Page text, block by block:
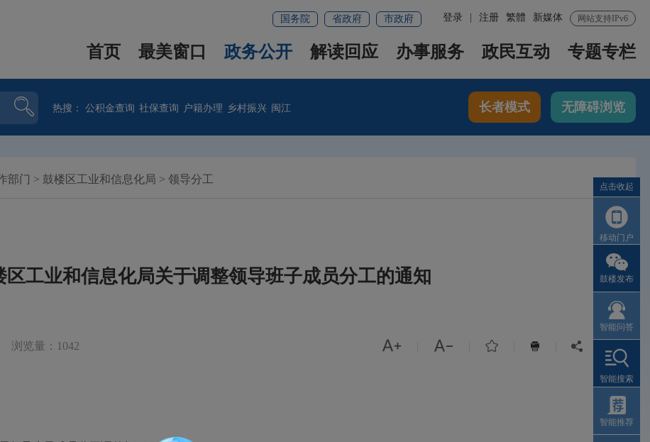
网站支持IPv6
新媒体
繁體
登录 注册
国务院 省政府 市政府
首页 最美窗口 政务公开 解读回应 办事服务 政民互动 专题专栏
热搜：公积金查询 社保查询 户籍办理 乡村振兴 闽江 长者模式 无障碍浏览
部门 > 鼓楼区工业和信息化局 > 领导分工
区工业和信息化局关于调整领导班子成员分工的通知
浏览量：1042     
点击收起
移动门户
鼓楼发布
智能问答
智能搜索
智能推荐